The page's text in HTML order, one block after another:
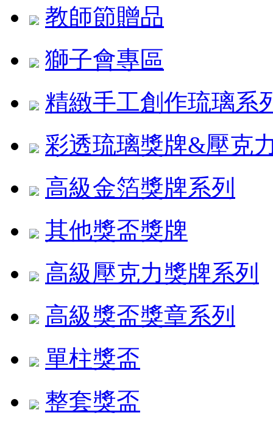
教師節贈品
獅子會專區
精緻手工創作琉璃系
彩透琉璃獎牌&壓克
高級金箔獎牌系列
其他獎盃獎牌
高級壓克力獎牌系列
高級獎盃獎章系列
單柱獎盃
整套獎盃